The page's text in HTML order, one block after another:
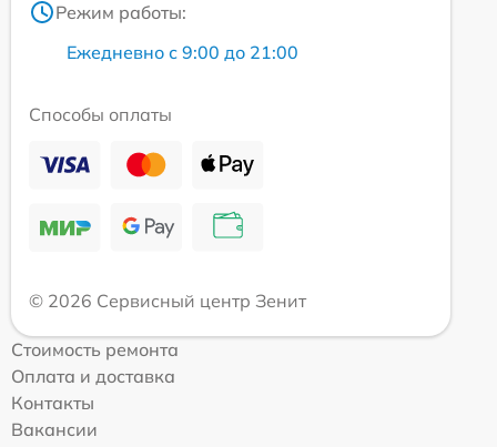
Режим работы:
Ежедневно с 9:00 до 21:00
Способы оплаты
© 2026 Сервисный центр Зенит
Стоимость ремонта
Оплата и доставка
Контакты
Вакансии